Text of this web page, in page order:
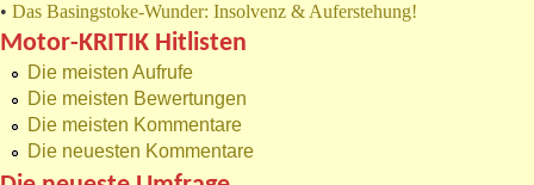
• Das Basingstoke-Wunder: Insolvenz & Auferstehung!
Motor-KRITIK Hitlisten
Die meisten Aufrufe
Die meisten Bewertungen
Die meisten Kommentare
Die neuesten Kommentare